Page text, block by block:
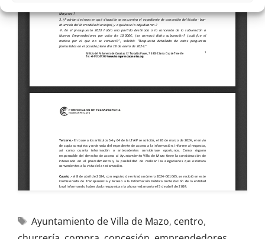
Ayuntamiento de Villa de Mazo, centro,